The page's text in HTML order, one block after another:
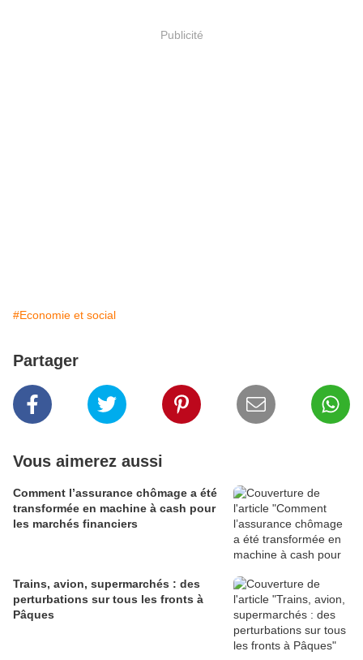
Publicité
#Economie et social
Partager
Vous aimerez aussi
Comment l’assurance chômage a été
transformée en machine à cash pour
les marchés financiers
Trains, avion, supermarchés : des
perturbations sur tous les fronts à
Pâques